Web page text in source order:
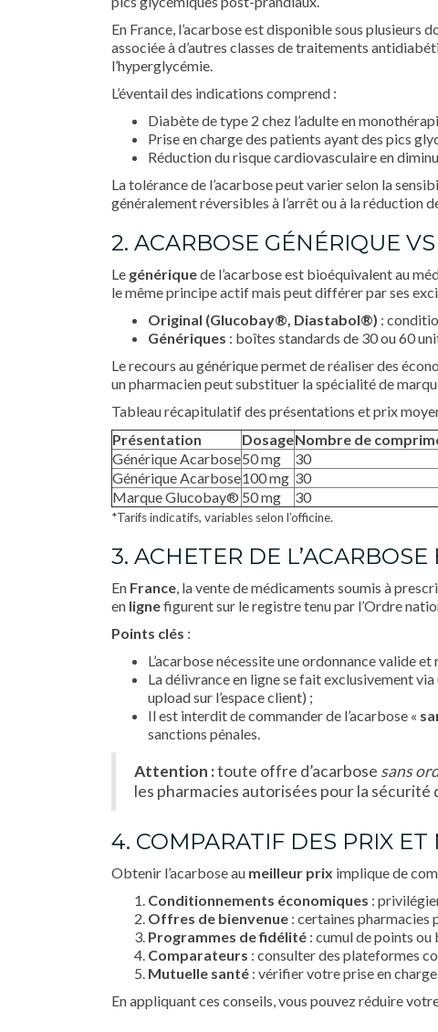
En France, l’acarbose est disponible sous plusieurs
associée à d’autres classes de traitements
l’hyperglycémie.
L’éventail des indications comprend :
Diabète de type 2 chez l’adulte en
Prise en charge des patients ayant des pics
Réduction du risque cardiovasculaire en
La tolérance de l’acarbose peut varier selon la
généralement réversibles à l’arrêt ou à la réduction
2. ACARBOSE GÉNÉRIQUE
Le génériquede l’acarbose est bioéquivalent au
le même principe actif mais peut différer par ses
Original (Glucobay®, Diastabol®) :
Génériques : boîtes standards de 30 ou 60
Le recours au générique permet de réaliser des
un pharmacien peut substituer la spécialité de
Tableau récapitulatif des présentations et prix
Présentation
DosageNombre de
Générique Acarbose50 mg 30
Générique Acarbose100 mg 30
Marque Glucobay® 50 mg 30
*Tarifs indicatifs, variables selon l’officine.
3. ACHETER DE
En France, la vente de médicaments soumis à
en lignefigurent sur le registre tenu par l’Ordre
Points clés :
L’acarbose nécessite une ordonnance valide
La délivrance en ligne se fait exclusivement
upload sur l’espace client) ;
Il est interdit de commander de l’acarbose «
sanctions pénales.
Attention :toute offre d’acarbose sans
les pharmacies autorisées pour la
4. COMPARATIF DES PRIX
Obtenir l’acarbose au meilleur prix implique de
Conditionnements économiques :
Offres de bienvenue : certaines pharmacies
Programmes de fidélité : cumul de points
Comparateurs : consulter des plateformes
Mutuelle santé : vérifier votre prise en
En appliquant ces conseils, vous pouvez réduire